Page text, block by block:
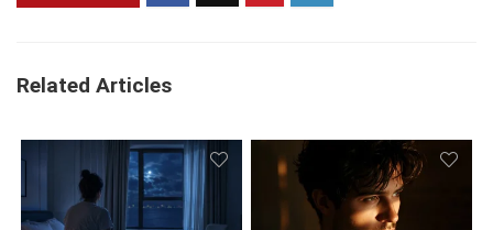
Related Articles